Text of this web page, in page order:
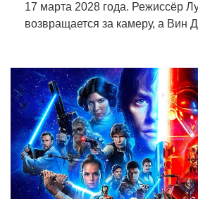
17 марта 2028 года. Режиссёр
возвращается за камеру, а Вин